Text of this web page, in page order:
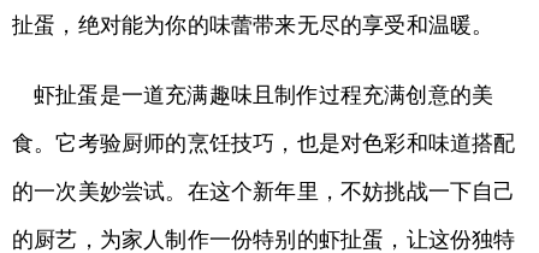
扯蛋，绝对能为你的味蕾带来无尽的享受和温暖。
虾扯蛋是一道充满趣味且制作过程充满创意的美
食。它考验厨师的烹饪技巧，也是对色彩和味道搭配
的一次美妙尝试。在这个新年里，不妨挑战一下自己
的厨艺，为家人制作一份特别的虾扯蛋，让这份独特